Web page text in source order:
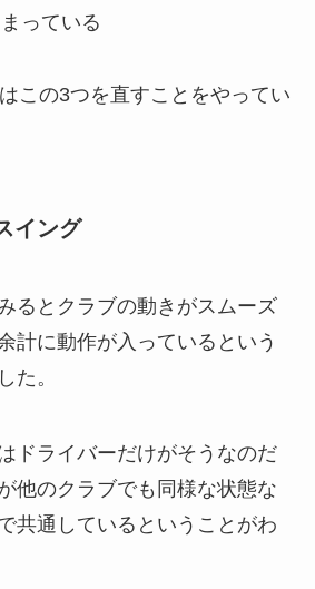
っている
この3つを直すことをやってい
イング
るとクラブの動きがスムーズ
計に動作が入っているという
た。
ドライバーだけがそうなのだ
他のクラブでも同様な状態な
共通しているということがわ